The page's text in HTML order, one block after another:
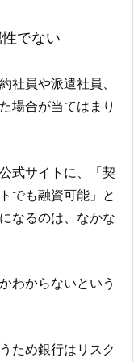
でない
社員や派遣社員、
場合が当てはまり
式サイトに、「契
でも融資可能」と
なるのは、なかな
わからないという
ため銀行はリスク